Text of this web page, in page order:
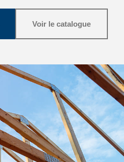
Voir le catalogue